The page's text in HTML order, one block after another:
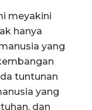
meyakini
hanya
yang
tuntunan
yang
dan